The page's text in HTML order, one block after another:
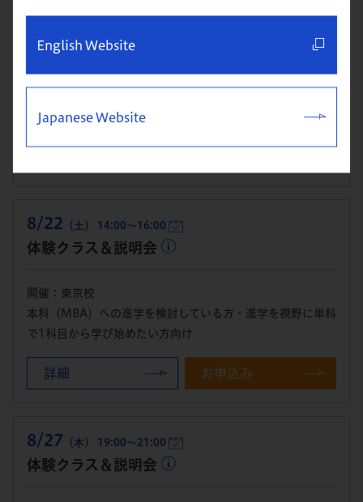
English Website
Japanese Website
開催：東京校
で1科目から学び始めたい方向け
8/22 （土） 14:00～16:00
体験クラス＆説明会
開催：東京校
本科（MBA）への進学を検討している方・進学を視野に単科
で1科目から学び始めたい方向け
詳細 お申込み
8/27 （木） 19:00～21:00
体験クラス＆説明会